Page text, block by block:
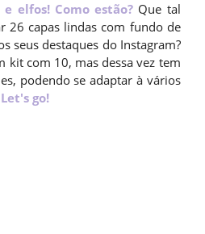
elfos! Como estão? Que tal
26 capas lindas com fundo de
seus destaques do Instagram?
kit com 10, mas dessa vez tem
podendo se adaptar à vários
Let's go!